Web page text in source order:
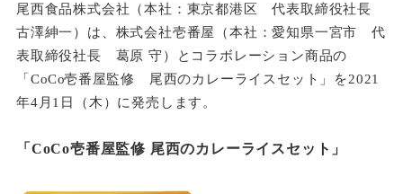
尾西食品株式会社（本社：東京都港区 代表取締役社長
古澤紳一）は、株式会社壱番屋（本社：愛知県一宮市 代
表取締役社長 葛原 守）とコラボレーション商品の
「CoCo壱番屋監修 尾西のカレーライスセット」を2021
年4月1日（木）に発売します。
「CoCo壱番屋監修 尾西のカレーライスセット」